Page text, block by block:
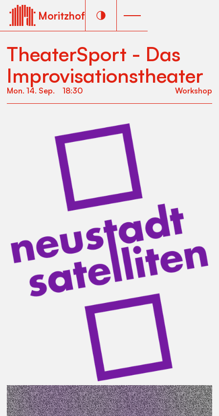
Moritzhof
TheaterSport - Das
Improvisationstheater
Mon. 14. Sep. 18:30 Workshop
Ein regelmäßiger Improvisations-Theater-Workshop
mit den beiden Theatervermittelnden Anja Engelhard
und Tillmann Stämmler.